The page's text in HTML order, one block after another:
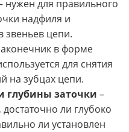
нужен для правильного
надфиля и
звеньев цепи.
в форме
для снятия
на зубцах цепи.
глубины заточки –
ли глубоко
ли установлен